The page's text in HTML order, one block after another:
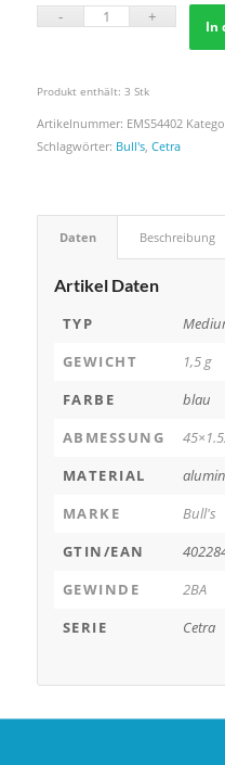
In
Produkt enthält: 3 Stk
Artikelnummer: EMS54402
Schlagwörter: Bull's, Cetra
Daten Beschreibung
Artikel Daten
TYP
GEWICHT
1,5 g
FARBE
blau
ABMESSUNG
MATERIAL
MARKE
Bull's
GTIN/EAN
GEWINDE
2BA
SERIE
Cetra